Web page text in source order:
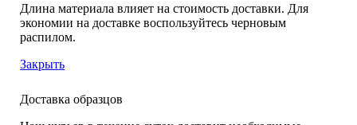
Длина материала влияет на стоимость доставки. Для
экономии на доставке воспользуйтесь черновым
распилом.
Закрыть
Доставка образцов